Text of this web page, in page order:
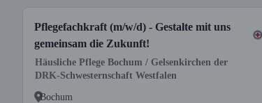
Pflegefachkraft (m/w/d) - Gestalte mit uns
gemeinsam die Zukunft!
Häusliche Pflege Bochum / Gelsenkirchen der
DRK-Schwesternschaft Westfalen
Bochum